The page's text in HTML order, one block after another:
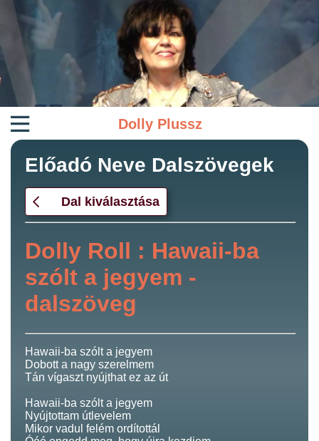
Dolly Plussz
Előadó Neve Dalszövegek
Dal kiválasztása
Dolly Roll : Hawaii-ba
szólt a jegyem -
dalszöveg
Hawaii-ba szólt a jegyem
Dobott a nagy szerelmem
Tán vígaszt nyújthat ez az út
Hawaii-ba szólt a jegyem
Nyújtottam útlevelem
Mikor vadul felém ordítottál